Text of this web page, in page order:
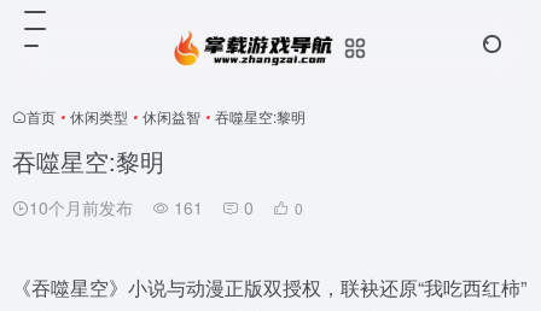
首页 • 休闲类型 • 休闲益智 • 吞噬星空:黎明
吞噬星空:黎明
10个月前发布 161 0 0
《吞噬星空》小说与动漫正版双授权，联袂还原“我吃西红柿”